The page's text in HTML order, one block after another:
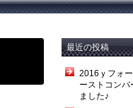
最近の投稿
2016ｙフォ
ーストコンバ
ました♪